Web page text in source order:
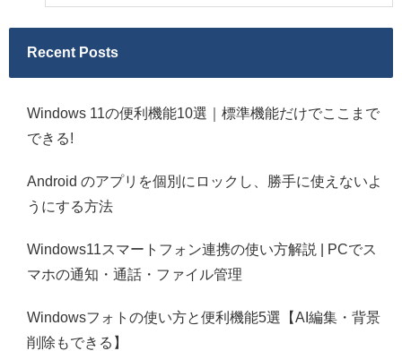
Recent Posts
Windows 11の便利機能10選｜標準機能だけでここまで
できる!
Android のアプリを個別にロックし、勝手に使えないよ
うにする方法
Windows11スマートフォン連携の使い方解説 | PCでス
マホの通知・通話・ファイル管理
Windowsフォトの使い方と便利機能5選【AI編集・背景
削除もできる】